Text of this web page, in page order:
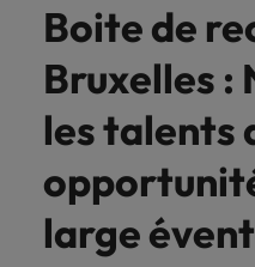
Boite de
Bruxelles :
les talents
large